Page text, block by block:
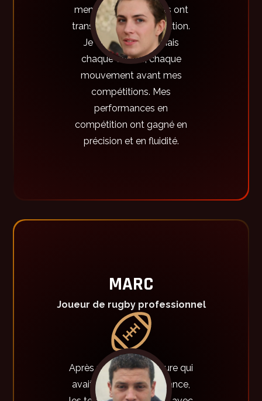
mentale d'EPhi-Sports ont
transformé ma préparation.
Je visualise désormais
chaque course, chaque
mouvement avant mes
compétitions. Mes
performances en
compétition ont gagné en
précision et en fluidité.
MARC
Joueur de rugby professionnel
Après une grave blessure qui
avait ébranlé ma confiance,